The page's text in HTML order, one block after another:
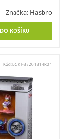
Značka: Hasbro
Kód: DCKT-33201314R01